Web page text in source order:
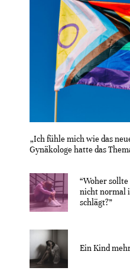
„Ich fühle mich wie das
Gynäkologe hatte das
“Woher sollte
nicht normal
schlägt?”
Ein Kind